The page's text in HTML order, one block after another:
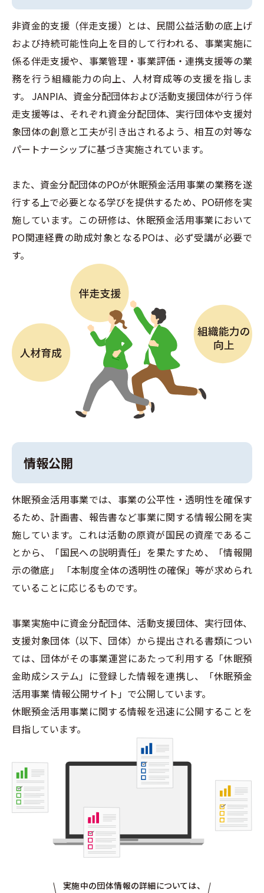
非資金的支援（伴走支援）とは、民間公益活動の底上げ
および持続可能性向上を目的して行われる、事業実施に
係る伴走支援や、事業管理・事業評価・連携支援等の業
務を行う組織能力の向上、人材育成等の支援を指しま
す。 JANPIA、資金分配団体および活動支援団体が行う伴
走支援等は、それぞれ資金分配団体、実行団体や支援対
象団体の創意と工夫が引き出されるよう、相互の対等な
パートナーシップに基づき実施されています。
また、資金分配団体のPOが休眠預金活用事業の業務を遂
行する上で必要となる学びを提供するため、PO研修を実
施しています。この研修は、休眠預金活用事業において
PO関連経費の助成対象となるPOは、必ず受講が必要で
す。
情報公開
休眠預金活用事業では、事業の公平性・透明性を確保す
るため、計画書、報告書など事業に関する情報公開を実
施しています。これは活動の原資が国民の資産であるこ
とから、「国民への説明責任」を果たすため、「情報開
示の徹底」 「本制度全体の透明性の確保」等が求められ
ていることに応じるものです。
事業実施中に資金分配団体、活動支援団体、実行団体、
支援対象団体（以下、団体）から提出される書類につい
ては、団体がその事業運営にあたって利用する「休眠預
金助成システム」に登録した情報を連携し、「休眠預金
活用事業 情報公開サイト」で公開しています。
休眠預金活用事業に関する情報を迅速に公開することを
目指しています。
実施中の団体情報の詳細については、